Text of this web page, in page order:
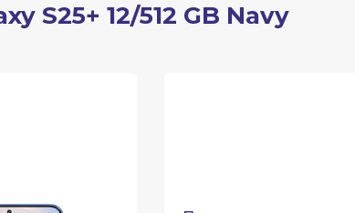
S25+ 12/512 GB Navy